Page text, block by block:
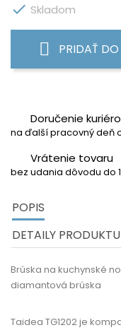
 Skladom
PRIDAŤ
Doručenie
na ďalší pracovný deň
Vrátenie tovaru
bez udania dôvodu do
POPIS
DETAILY PRODUKTU
Brúska na kuchynské
diamantová brúska
Taidea TG1202je